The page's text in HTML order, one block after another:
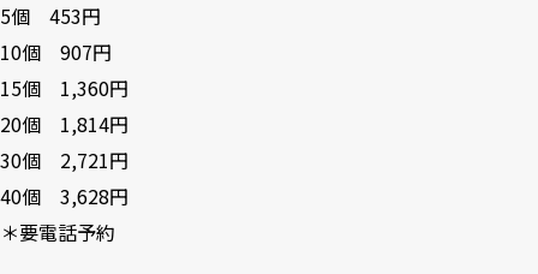
5個 453円
10個 907円
15個 1,360円
20個 1,814円
30個 2,721円
40個 3,628円
＊要電話予約